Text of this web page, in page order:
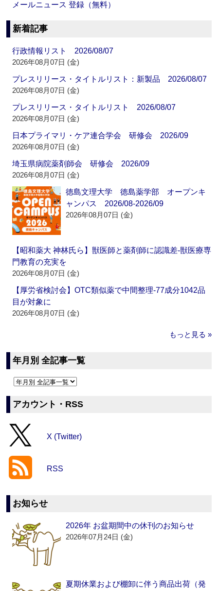
メールニュース 登録（無料）
新着記事
行政情報リスト 2026/08/07
2026年08月07日 (金)
プレスリリース・タイトルリスト：新製品 2026/08/07
2026年08月07日 (金)
プレスリリース・タイトルリスト 2026/08/07
2026年08月07日 (金)
日本プライマリ・ケア連合学会 研修会 2026/09
2026年08月07日 (金)
埼玉県病院薬剤師会 研修会 2026/09
2026年08月07日 (金)
徳島文理大学 徳島薬学部 オープンキ
ャンパス 2026/08-2026/09
2026年08月07日 (金)
【昭和薬大 神林氏ら】獣医師と薬剤師に認識差‐獣医療専
門教育の充実を
2026年08月07日 (金)
【厚労省検討会】OTC類似薬で中間整理‐77成分1042品
目が対象に
2026年08月07日 (金)
もっと見る »
年月別 全記事一覧
アカウント・RSS
X (Twitter)
RSS
お知らせ
2026年 お盆期間中の休刊のお知らせ
2026年07月24日 (金)
夏期休業および棚卸に伴う商品出荷（発